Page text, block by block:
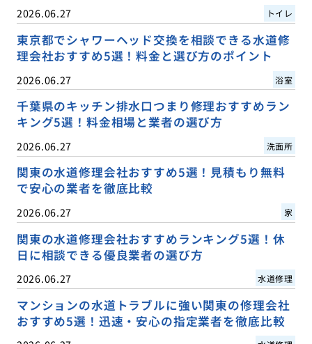
2026.06.27 トイレ
東京都でシャワーヘッド交換を相談できる水道修
理会社おすすめ5選！料金と選び方のポイント
2026.06.27 浴室
千葉県のキッチン排水口つまり修理おすすめラン
キング5選！料金相場と業者の選び方
2026.06.27 洗面所
関東の水道修理会社おすすめ5選！見積もり無料
で安心の業者を徹底比較
2026.06.27 家
関東の水道修理会社おすすめランキング5選！休
日に相談できる優良業者の選び方
2026.06.27 水道修理
マンションの水道トラブルに強い関東の修理会社
おすすめ5選！迅速・安心の指定業者を徹底比較